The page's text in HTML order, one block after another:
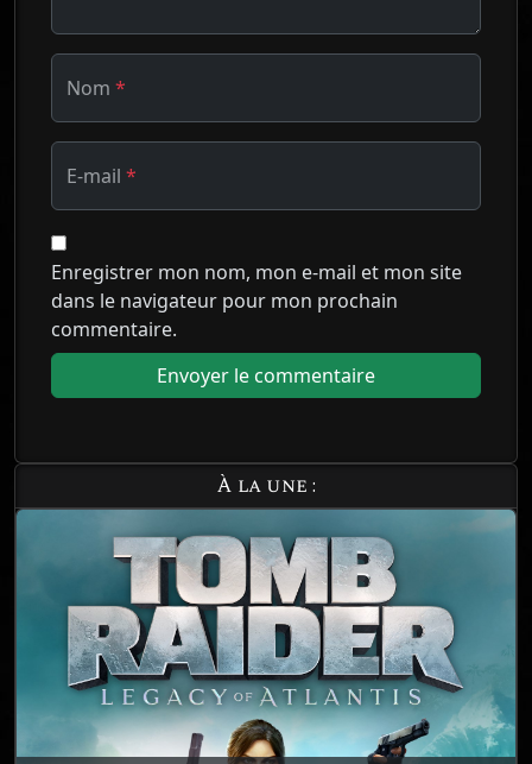
Nom *
E-mail *
Enregistrer mon nom, mon e-mail et mon site
dans le navigateur pour mon prochain
commentaire.
À la une :